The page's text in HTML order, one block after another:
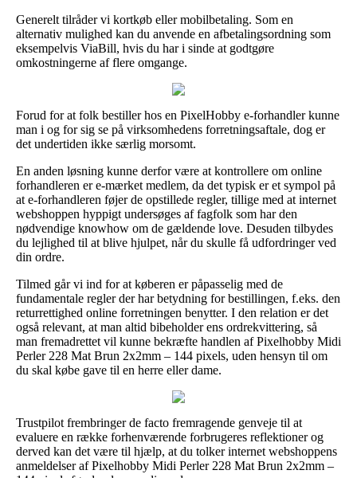
Generelt tilråder vi kortkøb eller mobilbetaling. Som en
alternativ mulighed kan du anvende en afbetalingsordning som
eksempelvis ViaBill, hvis du har i sinde at godtgøre
omkostningerne af flere omgange.
Forud for at folk bestiller hos en PixelHobby e-forhandler kunne
man i og for sig se på virksomhedens forretningsaftale, dog er
det undertiden ikke særlig morsomt.
En anden løsning kunne derfor være at kontrollere om online
forhandleren er e-mærket medlem, da det typisk er et sympol på
at e-forhandleren føjer de opstillede regler, tillige med at internet
webshoppen hyppigt undersøges af fagfolk som har den
nødvendige knowhow om de gældende love. Desuden tilbydes
du lejlighed til at blive hjulpet, når du skulle få udfordringer ved
din ordre.
Tilmed går vi ind for at køberen er påpasselig med de
fundamentale regler der har betydning for bestillingen, f.eks. den
returrettighed online forretningen benytter. I den relation er det
også relevant, at man altid bibeholder ens ordrekvittering, så
man fremadrettet vil kunne bekræfte handlen af Pixelhobby Midi
Perler 228 Mat Brun 2x2mm – 144 pixels, uden hensyn til om
du skal købe gave til en herre eller dame.
Trustpilot frembringer de facto fremragende genveje til at
evaluere en række forhenværende forbrugeres reflektioner og
derved kan det være til hjælp, at du tolker internet webshoppens
anmeldelser af Pixelhobby Midi Perler 228 Mat Brun 2x2mm –